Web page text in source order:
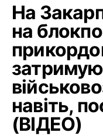
На
на
навіть,
(ВІДЕО)